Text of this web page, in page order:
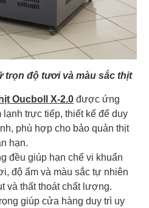
trọn độ tươi và màu sắc thịt
Oucboll X-2.0 được ứng
trực tiếp, thiết kế để duy
phù hợp cho bảo quản thịt
hạn.
đều giúp hạn chế vi khuẩn
độ ẩm và màu sắc tự nhiên
và thất thoát chất lượng.
giúp cửa hàng duy trì uy